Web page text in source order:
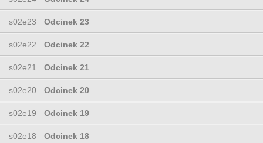
s02e23 Odcinek 23
s02e22 Odcinek 22
s02e21 Odcinek 21
s02e20 Odcinek 20
s02e19 Odcinek 19
s02e18 Odcinek 18